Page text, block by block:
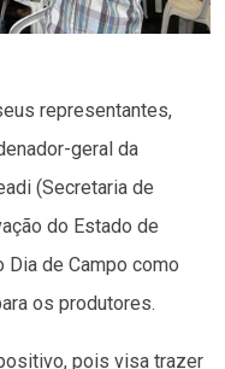
representantes,
geral da
(Secretaria de
do Estado de
Dia de Campo como
os produtores.
pois visa trazer